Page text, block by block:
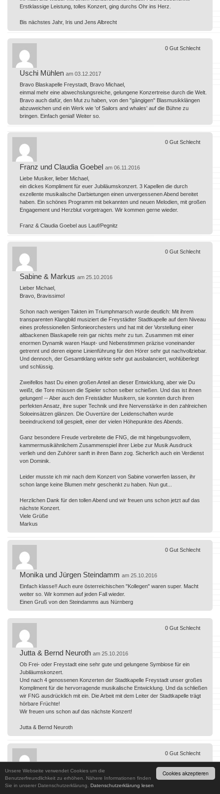
Cookies akzeptieren
Unsere Webseite verwendet Cookies um die
Benutzerfreundlichkeit zu erhöhen. Nähere Informationen finden
Sie in unserer Datenschutzerklärung. Datenschutzerklärung lesen
Erstklassige Leistung, tolles Konzert, ging durchs Ohr ins Herz.
Bis nächstes Jahr, Iris und Jens Albrecht
Uschi Mühlen am 03.12.2017
Bravo Blaskapelle Freystadt, Bravo Michael,
einmal mehr eine abwechslungsreiche, gelungene Konzertreise durch die Welt.
Bravo auch dafür, den Mut zu haben, von den "gängigen" Blasmusikklängen
abzuweichen und ein Werk wie 'of Sailors and whales' auf die Bühne zu
bringen. Einfach genial! Weiter so.
0 Gut Schlecht
Franz und Claudia Goebel am 06.11.2016
Liebe Musiker, lieber Michael,
ein dickes Kompliment für euer Jubiläumskonzert. 3 Kapellen die durch
exzellente musikalische Darbietungen einen unvergessenen Abend bereitet
haben. Ein schönes Programm mit bekannten und neuen Melodien, mit großen
Engagement und Herzblut vorgetragen. Wir kommen gerne wieder.
Franz & Claudia Goebel aus Lauf/Pegnitz
0 Gut Schlecht
Sabine & Markus am 25.10.2016
Lieber Michael,
Bravo, Bravissimo!
Schon nach wenigen Takten im Triumphmarsch wurde deutlich: Mit ihrem
transparenten Klangbild musiziert die Freystädter Stadtkapelle auf dem Niveau
eines professionellen Sinfonieorchesters und hat mit der Vorstellung einer
altbackenen Blaskapelle rein gar nichts mehr zu tun. Zusammen mit einer
enormen Dynamik waren Haupt- und Nebenstimmen präzise voneinander
getrennt und deren eigene Linienführung für den Hörer sehr gut nachvollziebar.
Und dennoch, der Gesamtklang wirkte sehr gut ausbalanciert, wohlüberlegt
und schlüssig.
Zweifellos hast Du einen großen Anteil an dieser Entwicklung, aber wie Du
weißt, die Tore müssen die Spieler schon selber schießen. Und das ist ihnen
gelungen! -- Aber auch den Freistädter Musikern, sie konnten durch ihren
perfekten Ansatz, ihre super Technik und ihre Nervenstärke in den zahlreichen
Soloeinsätzen glänzen. Die Ouvertüre der Leidenschaften wurde
beeindruckend toll gespielt, einer der vielen Höhepunkte des Abends.
Ganz besondere Freude verbreitete die FNG, die mit hingebungsvollem,
kammermusikähnlichem Zusammenspiel ihrer Liebe zur Musik Ausdruck
verlieh und den Zuhörer sanft in ihren Bann zog. Sicherlich auch ein Verdienst
von Dominik.
Leider musste ich mir nach dem Konzert von Sabine vorwerfen lassen, ihr
schon lange keine Blumen mehr geschenkt zu haben. Nun gut...
Herzlichen Dank für den tollen Abend und wir freuen uns schon jetzt auf das
nächste Konzert.
Viele Grüße
Markus
0 Gut Schlecht
Monika und Jürgen Steindamm am 25.10.2016
Einfach klasse!! Auch eure österreichischen "Kollegen" waren super. Macht
weiter so. Wir kommen auf jeden Fall wieder.
Einen Gruß von den Steindamms aus Nürnberg
0 Gut Schlecht
Jutta & Bernd Neuroth am 25.10.2016
Ob Frei- oder Freystadt eine sehr gute und gelungene Symbiose für ein
Jubiläumskonzert.
Und nach 4 genossenen Konzerten der Stadtkapelle Freystadt unser großes
Kompliment für die hervorragende musikalische Entwicklung. Und da schließen
wir FNG ausdrücklich mit ein. Die Arbeit mit dem Leiter der Stadtkapelle trägt
hörbare Früchte!
Wir freuen uns schon auf das nächste Konzert!
Jutta & Bernd Neuroth
0 Gut Schlecht
Familie Wachsmann am 24.10.2016
Das Konzert war sehr gelungen. Die idee das Jubiläum mit der Stadtkappelle
0 Gut Schlecht